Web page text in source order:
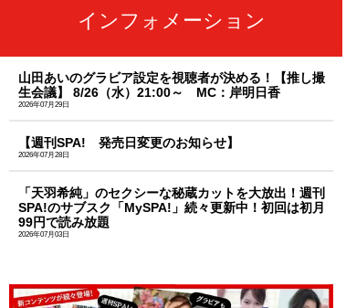
インフォメーション
山田あいのグラビア設定を視聴者が決める！【推し撮
生会議】 8/26（水）21:00～ MC：岸明日香
2026年07月29日
【週刊SPA! 発売日変更のお知らせ】
2026年07月28日
「天羽希純」のセクシーな秘蔵カットを大放出！週刊
SPA!のサブスク「MySPA!」続々更新中！初回は初月
99円で読み放題
2026年07月03日